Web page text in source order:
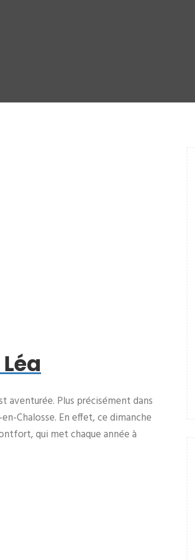
aventurée. Plus précisément dans
Chalosse. En effet, ce dimanche
qui met chaque année à